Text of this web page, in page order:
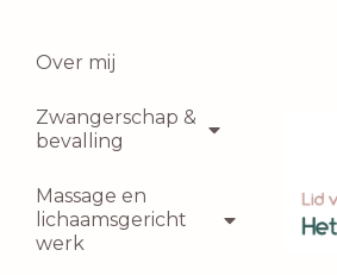
Over mij
Zwangerschap &
bevalling
Massage en
lichaamsgericht
werk